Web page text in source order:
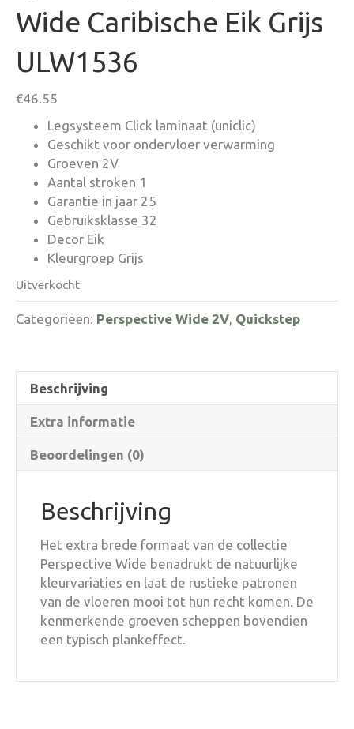
Wide Caribische Eik Grijs
ULW1536
€46.55
Legsysteem Click laminaat (uniclic)
Geschikt voor ondervloer verwarming
Groeven 2V
Aantal stroken 1
Garantie in jaar 25
Gebruiksklasse 32
Decor Eik
Kleurgroep Grijs
Uitverkocht
Categorieën: Perspective Wide 2V, Quickstep
Beschrijving
Extra informatie
Beoordelingen (0)
Beschrijving
Het extra brede formaat van de collectie
Perspective Wide benadrukt de natuurlijke
kleurvariaties en laat de rustieke patronen
van de vloeren mooi tot hun recht komen. De
kenmerkende groeven scheppen bovendien
een typisch plankeffect.